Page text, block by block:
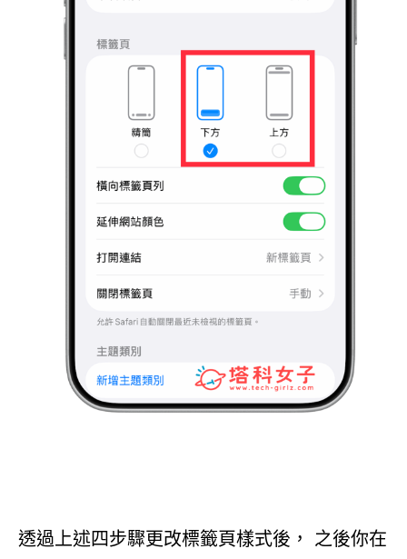
透過上述四步驟更改標籤頁樣式後， 之後你在